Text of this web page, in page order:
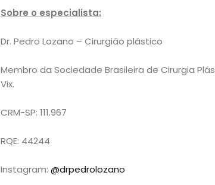
Notícias
Opinião
Pets
Receitas
Saúde
e
Sobre o especialista:
Dr. Pedro Lozano – Cirurgião plástico
Membro da Sociedade Brasileira de Cirurgia
Vix.
CRM-SP: 111.967
RQE: 44244
Instagram: @drpedrolozano